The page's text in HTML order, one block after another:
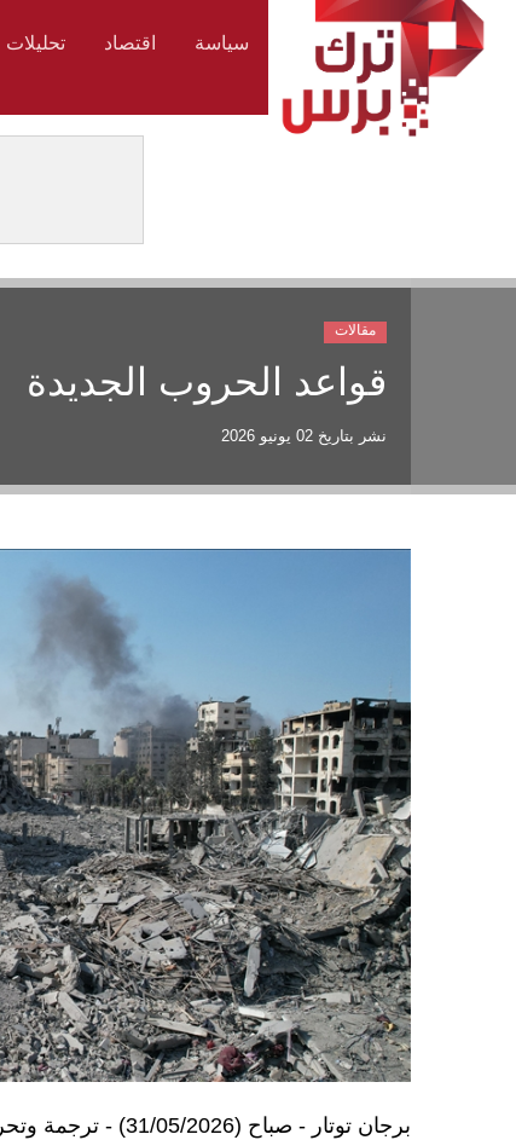
سياسة اقتصاد تحليلات
قواعد الحروب الجديدة
نشر بتاريخ 02 يونيو 2026
مقالات
برجان توتار - صباح (31/05/2026) - ترجمة وتحرير ترك برس